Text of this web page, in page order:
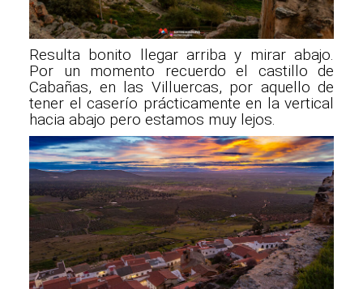
Resulta bonito llegar arriba y mirar abajo.
Por un momento recuerdo el castillo de
Cabañas, en las Villuercas, por aquello de
tener el caserío prácticamente en la vertical
hacia abajo pero estamos muy lejos.